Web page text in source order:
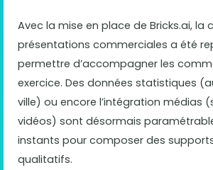
Avec la mise en place de Bricks.ai, la
présentations commerciales a été
permettre d’accompagner les
exercice. Des données statistiques
ville) ou encore l’intégration médias
vidéos) sont désormais
instants pour composer des
qualitatifs.